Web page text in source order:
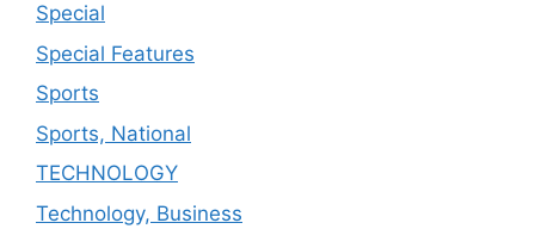
Special
Special Features
Sports
Sports, National
TECHNOLOGY
Technology, Business